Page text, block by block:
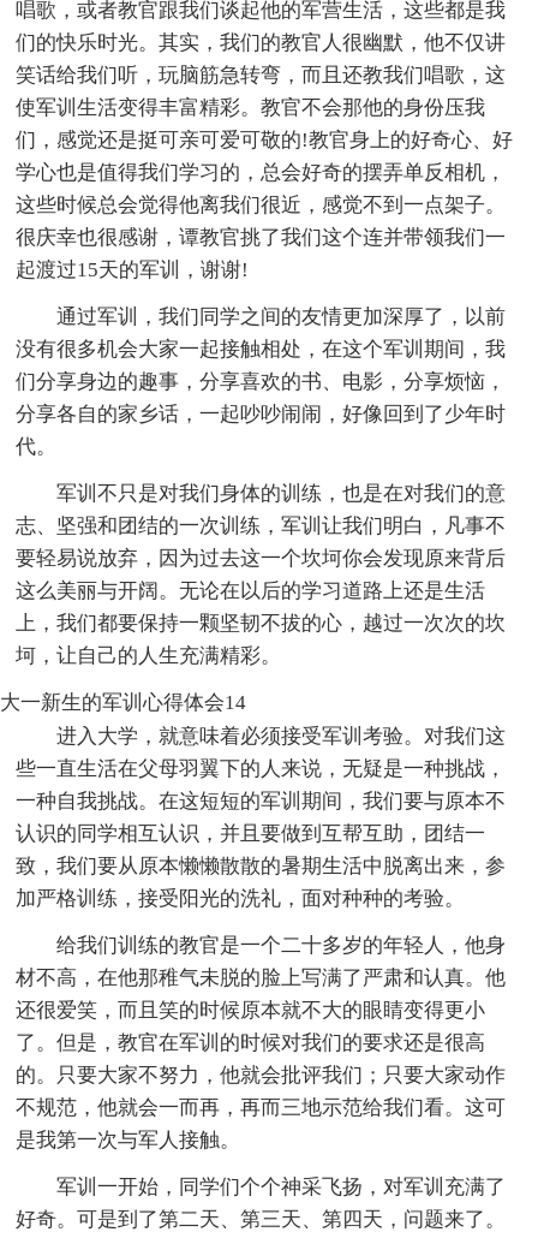
唱歌，或者教官跟我们谈起他的军营生活，这些都是我
们的快乐时光。其实，我们的教官人很幽默，他不仅讲
笑话给我们听，玩脑筋急转弯，而且还教我们唱歌，这
使军训生活变得丰富精彩。教官不会那他的身份压我
们，感觉还是挺可亲可爱可敬的!教官身上的好奇心、好
学心也是值得我们学习的，总会好奇的摆弄单反相机，
这些时候总会觉得他离我们很近，感觉不到一点架子。
很庆幸也很感谢，谭教官挑了我们这个连并带领我们一
起渡过15天的军训，谢谢!
通过军训，我们同学之间的友情更加深厚了，以前
没有很多机会大家一起接触相处，在这个军训期间，我
们分享身边的趣事，分享喜欢的书、电影，分享烦恼，
分享各自的家乡话，一起吵吵闹闹，好像回到了少年时
代。
军训不只是对我们身体的训练，也是在对我们的意
志、坚强和团结的一次训练，军训让我们明白，凡事不
要轻易说放弃，因为过去这一个坎坷你会发现原来背后
这么美丽与开阔。无论在以后的学习道路上还是生活
上，我们都要保持一颗坚韧不拔的心，越过一次次的坎
坷，让自己的人生充满精彩。
大一新生的军训心得体会14
进入大学，就意味着必须接受军训考验。对我们这
些一直生活在父母羽翼下的人来说，无疑是一种挑战，
一种自我挑战。在这短短的军训期间，我们要与原本不
认识的同学相互认识，并且要做到互帮互助，团结一
致，我们要从原本懒懒散散的暑期生活中脱离出来，参
加严格训练，接受阳光的洗礼，面对种种的考验。
给我们训练的教官是一个二十多岁的年轻人，他身
材不高，在他那稚气未脱的脸上写满了严肃和认真。他
还很爱笑，而且笑的时候原本就不大的眼睛变得更小
了。但是，教官在军训的时候对我们的要求还是很高
的。只要大家不努力，他就会批评我们；只要大家动作
不规范，他就会一而再，再而三地示范给我们看。这可
是我第一次与军人接触。
军训一开始，同学们个个神采飞扬，对军训充满了
好奇。可是到了第二天、第三天、第四天，问题来了。